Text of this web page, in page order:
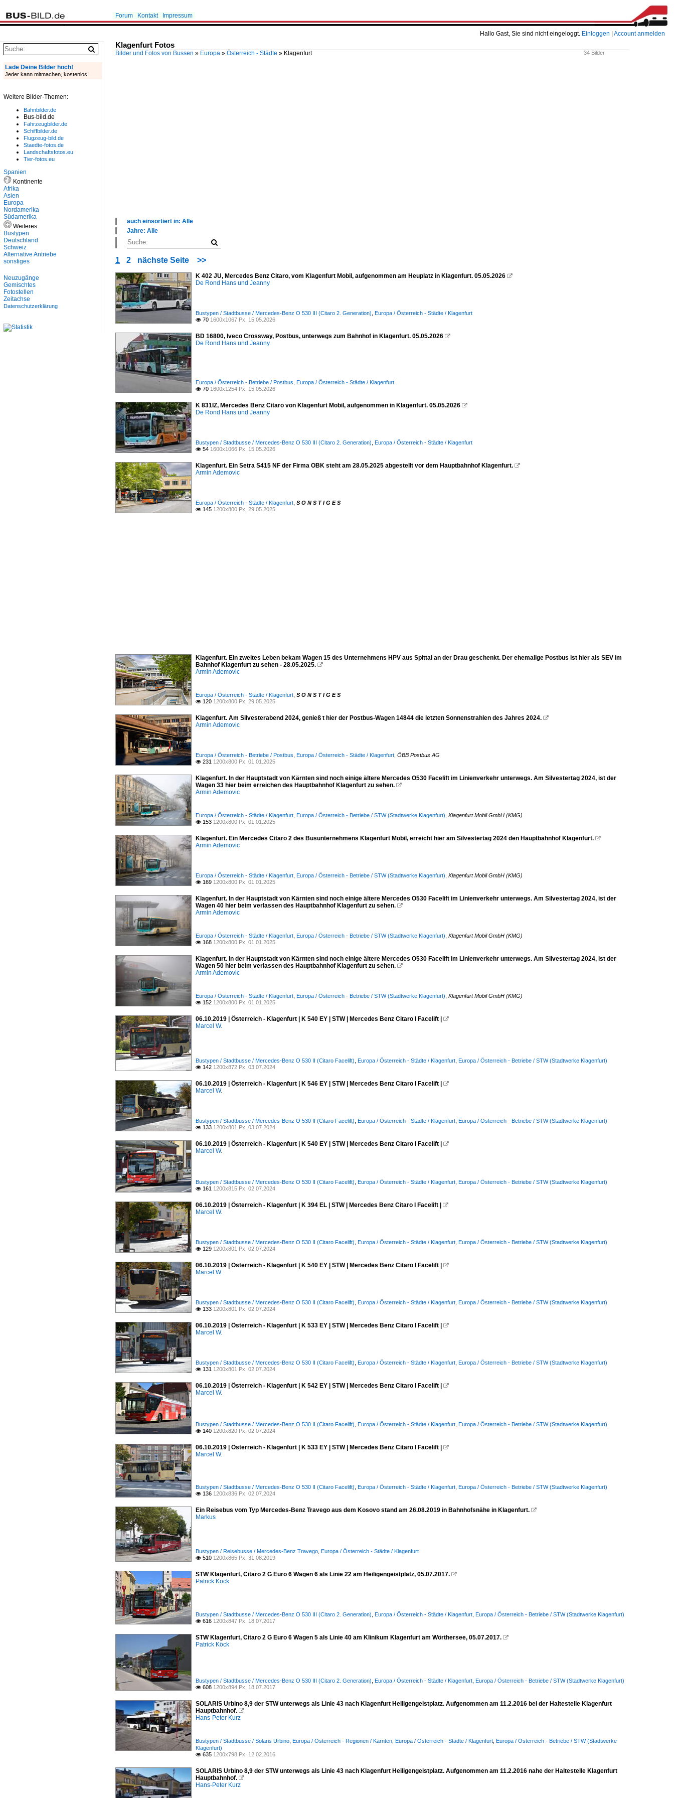
Hallo Gast, Sie sind nicht eingeloggt. Einloggen Account anmelden
Forum Kontakt Impressum
Klagenfurt Fotos
34 Bilder
Bilder und Fotos von Bussen » Europa » Österreich - Städte » Klagenfurt
auch einsortiert in: Alle
Bustypen
Jahre: Alle
Alle Jahre
2020
1 2 nächste Seite >>
K 402 JU, Mercedes Benz Citaro, vom Klagenfurt Mobil, aufgenommen am Heuplatz in Klagenfurt. 05.05.2026 
De Rond Hans und Jeanny
Bustypen / Stadtbusse / Mercedes-Benz O 530 III (Citaro 2. Generation) Europa / Österreich - Städte / Klagenfurt
 70 1600x1067 Px, 15.05.2026
BD 16800, Iveco Crossway, Postbus, unterwegs zum Bahnhof in Klagenfurt. 05.05.2026 
De Rond Hans und Jeanny
Europa / Österreich - Betriebe / Postbus Europa / Österreich - Städte / Klagenfurt
 70 1600x1254 Px, 15.05.2026
K 831IZ, Mercedes Benz Citaro von Klagenfurt Mobil, aufgenommen in Klagenfurt. 05.05.2026 
De Rond Hans und Jeanny
Bustypen / Stadtbusse / Mercedes-Benz O 530 III (Citaro 2. Generation) Europa / Österreich - Städte / Klagenfurt
 54 1600x1066 Px, 15.05.2026
Klagenfurt. Ein Setra S415 NF der Firma OBK steht am 28.05.2025 abgestellt vor dem Hauptbahnhof Klagenfurt. 
Armin Ademovic
Europa / Österreich - Städte / Klagenfurt S O N S T I G E S
 145 1200x800 Px, 29.05.2025
Klagenfurt. Ein zweites Leben bekam Wagen 15 des Unternehmens HPV aus Spittal an der Drau geschenkt. Der ehemalige Postbus ist hier als SEV im
Bahnhof Klagenfurt zu sehen - 28.05.2025. 
Armin Ademovic
Europa / Österreich - Städte / Klagenfurt S O N S T I G E S
 120 1200x800 Px, 29.05.2025
Klagenfurt. Am Silvesterabend 2024, genieß t hier der Postbus-Wagen 14844 die letzten Sonnenstrahlen des Jahres 2024. 
Armin Ademovic
Europa / Österreich - Betriebe / Postbus Europa / Österreich - Städte / Klagenfurt ÖBB Postbus AG
 231 1200x800 Px, 01.01.2025
Klagenfurt. In der Hauptstadt von Kärnten sind noch einige ältere Mercedes O530 Facelift im Linienverkehr unterwegs. Am Silvestertag 2024, ist der
Wagen 33 hier beim erreichen des Hauptbahnhof Klagenfurt zu sehen. 
Armin Ademovic
Europa / Österreich - Städte / Klagenfurt Europa / Österreich - Betriebe / STW (Stadtwerke Klagenfurt) Klagenfurt Mobil GmbH (KMG)
 153 1200x800 Px, 01.01.2025
Klagenfurt. Ein Mercedes Citaro 2 des Busunternehmens Klagenfurt Mobil, erreicht hier am Silvestertag 2024 den Hauptbahnhof Klagenfurt. 
Armin Ademovic
Europa / Österreich - Städte / Klagenfurt Europa / Österreich - Betriebe / STW (Stadtwerke Klagenfurt) Klagenfurt Mobil GmbH (KMG)
 169 1200x800 Px, 01.01.2025
Klagenfurt. In der Hauptstadt von Kärnten sind noch einige ältere Mercedes O530 Facelift im Linienverkehr unterwegs. Am Silvestertag 2024, ist der
Wagen 40 hier beim verlassen des Hauptbahnhof Klagenfurt zu sehen. 
Armin Ademovic
Europa / Österreich - Städte / Klagenfurt Europa / Österreich - Betriebe / STW (Stadtwerke Klagenfurt) Klagenfurt Mobil GmbH (KMG)
 168 1200x800 Px, 01.01.2025
Klagenfurt. In der Hauptstadt von Kärnten sind noch einige ältere Mercedes O530 Facelift im Linienverkehr unterwegs. Am Silvestertag 2024, ist der
Wagen 50 hier beim verlassen des Hauptbahnhof Klagenfurt zu sehen. 
Armin Ademovic
Europa / Österreich - Städte / Klagenfurt Europa / Österreich - Betriebe / STW (Stadtwerke Klagenfurt) Klagenfurt Mobil GmbH (KMG)
 152 1200x800 Px, 01.01.2025
06.10.2019 | Österreich - Klagenfurt | K 540 EY | STW | Mercedes Benz Citaro I Facelift | 
Marcel W.
Bustypen / Stadtbusse / Mercedes-Benz O 530 II (Citaro Facelift) Europa / Österreich - Städte / Klagenfurt Europa / Österreich - Betriebe / STW (Stadtwerke Klagenfurt)
 142 1200x872 Px, 03.07.2024
06.10.2019 | Österreich - Klagenfurt | K 546 EY | STW | Mercedes Benz Citaro I Facelift | 
Marcel W.
Bustypen / Stadtbusse / Mercedes-Benz O 530 II (Citaro Facelift) Europa / Österreich - Städte / Klagenfurt Europa / Österreich - Betriebe / STW (Stadtwerke Klagenfurt)
 133 1200x801 Px, 03.07.2024
06.10.2019 | Österreich - Klagenfurt | K 540 EY | STW | Mercedes Benz Citaro I Facelift | 
Marcel W.
Bustypen / Stadtbusse / Mercedes-Benz O 530 II (Citaro Facelift) Europa / Österreich - Städte / Klagenfurt Europa / Österreich - Betriebe / STW (Stadtwerke Klagenfurt)
 161 1200x815 Px, 02.07.2024
06.10.2019 | Österreich - Klagenfurt | K 394 EL | STW | Mercedes Benz Citaro I Facelift | 
Marcel W.
Bustypen / Stadtbusse / Mercedes-Benz O 530 II (Citaro Facelift) Europa / Österreich - Städte / Klagenfurt Europa / Österreich - Betriebe / STW (Stadtwerke Klagenfurt)
 129 1200x801 Px, 02.07.2024
06.10.2019 | Österreich - Klagenfurt | K 540 EY | STW | Mercedes Benz Citaro I Facelift | 
Marcel W.
Bustypen / Stadtbusse / Mercedes-Benz O 530 II (Citaro Facelift) Europa / Österreich - Städte / Klagenfurt Europa / Österreich - Betriebe / STW (Stadtwerke Klagenfurt)
 133 1200x801 Px, 02.07.2024
06.10.2019 | Österreich - Klagenfurt | K 533 EY | STW | Mercedes Benz Citaro I Facelift | 
Marcel W.
Bustypen / Stadtbusse / Mercedes-Benz O 530 II (Citaro Facelift) Europa / Österreich - Städte / Klagenfurt Europa / Österreich - Betriebe / STW (Stadtwerke Klagenfurt)
 131 1200x801 Px, 02.07.2024
06.10.2019 | Österreich - Klagenfurt | K 542 EY | STW | Mercedes Benz Citaro I Facelift | 
Marcel W.
Bustypen / Stadtbusse / Mercedes-Benz O 530 II (Citaro Facelift) Europa / Österreich - Städte / Klagenfurt Europa / Österreich - Betriebe / STW (Stadtwerke Klagenfurt)
 140 1200x820 Px, 02.07.2024
06.10.2019 | Österreich - Klagenfurt | K 533 EY | STW | Mercedes Benz Citaro I Facelift | 
Marcel W.
Bustypen / Stadtbusse / Mercedes-Benz O 530 II (Citaro Facelift) Europa / Österreich - Städte / Klagenfurt Europa / Österreich - Betriebe / STW (Stadtwerke Klagenfurt)
 136 1200x836 Px, 02.07.2024
Ein Reisebus vom Typ Mercedes-Benz Travego aus dem Kosovo stand am 26.08.2019 in Bahnhofsnähe in Klagenfurt. 
Markus
Bustypen / Reisebusse / Mercedes-Benz Travego Europa / Österreich - Städte / Klagenfurt
 510 1200x865 Px, 31.08.2019
STW Klagenfurt, Citaro 2 G Euro 6 Wagen 6 als Linie 22 am Heiligengeistplatz, 05.07.2017. 
Patrick Köck
Bustypen / Stadtbusse / Mercedes-Benz O 530 III (Citaro 2. Generation) Europa / Österreich - Städte / Klagenfurt Europa / Österreich - Betriebe / STW (Stadtwerke Klagenfurt)
 616 1200x847 Px, 18.07.2017
STW Klagenfurt, Citaro 2 G Euro 6 Wagen 5 als Linie 40 am Klinikum Klagenfurt am Wörthersee, 05.07.2017. 
Patrick Köck
Bustypen / Stadtbusse / Mercedes-Benz O 530 III (Citaro 2. Generation) Europa / Österreich - Städte / Klagenfurt Europa / Österreich - Betriebe / STW (Stadtwerke Klagenfurt)
 608 1200x894 Px, 18.07.2017
SOLARIS Urbino 8,9 der STW unterwegs als Linie 43 nach Klagenfurt Heiligengeistplatz. Aufgenommen am 11.2.2016 bei der Haltestelle Klagenfurt
Hauptbahnhof. 
Hans-Peter Kurz
Bustypen / Stadtbusse / Solaris Urbino Europa / Österreich - Regionen / Kärnten Europa / Österreich - Städte / Klagenfurt Europa / Österreich - Betriebe / STW (Stadtwerke
Klagenfurt)
 635 1200x798 Px, 12.02.2016
SOLARIS Urbino 8,9 der STW unterwegs als Linie 43 nach Klagenfurt Heiligengeistplatz. Aufgenommen am 11.2.2016 nahe der Haltestelle Klagenfurt
Hauptbahnhof. 
Hans-Peter Kurz
Lade Deine Bilder hoch!
Jeder kann mitmachen, kostenlos!
Weitere Bilder-Themen:
Bahnbilder.de
Bus-bild.de
Fahrzeugbilder.de
Schiffbilder.de
Flugzeug-bild.de
Staedte-fotos.de
Landschaftsfotos.eu
Tier-fotos.eu
Spanien
Kontinente
Afrika
Asien
Europa
Nordamerika
Südamerika
Weiteres
Bustypen
Deutschland
Schweiz
Alternative Antriebe
sonstiges
Neuzugänge
Gemischtes
Fotostellen
Zeitachse
Datenschutzerklärung